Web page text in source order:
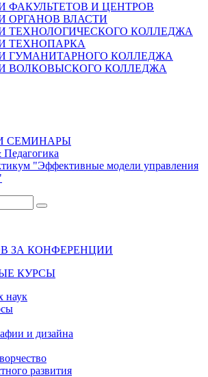
ФАКУЛЬТЕТОВ И ЦЕНТРОВ
ОРГАНОВ ВЛАСТИ
ТЕХНОЛОГИЧЕСКОГО КОЛЛЕДЖА
ТЕХНОПАРКА
ГУМАНИТАРНОГО КОЛЛЕДЖА
ВОЛКОВЫСКОГО КОЛЛЕДЖА
СЕМИНАРЫ
"Эффективные модели управления
ЗА КОНФЕРЕНЦИИ
КУРСЫ
наук
и дизайна
развития